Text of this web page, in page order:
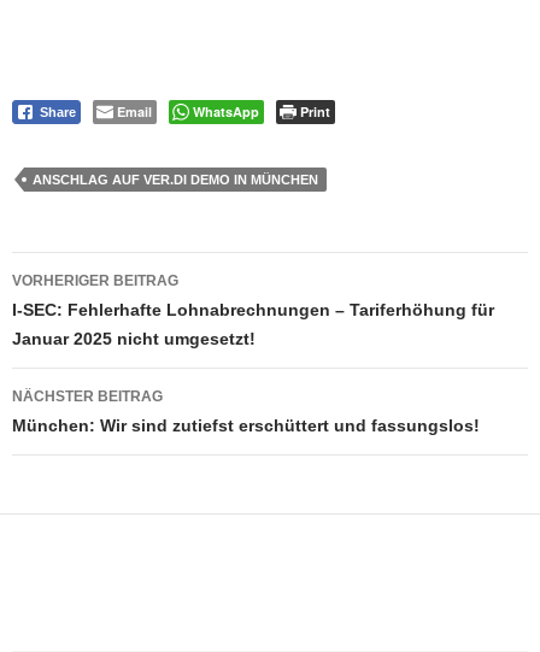
Share Email WhatsApp Print
ANSCHLAG AUF VER.DI DEMO IN MÜNCHEN
Beitragsnavigation
VORHERIGER BEITRAG
I-SEC: Fehlerhafte Lohnabrechnungen – Tariferhöhung für
Januar 2025 nicht umgesetzt!
NÄCHSTER BEITRAG
München: Wir sind zutiefst erschüttert und fassungslos!